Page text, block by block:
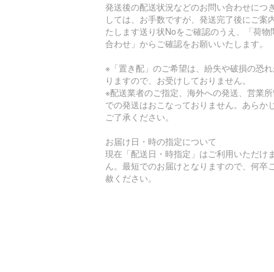
発送後の配送状況などのお問い合わせにつ
しては、お手数ですが、発送完了後にご案
たします送り状Noをご確認のうえ、「荷物
合わせ」からご確認をお願いいたします。
※「置き配」のご希望は、紛失や破損の恐
りますので、お受けしておりません。
※配送業者のご指定、海外への発送、営業
での発送はおこなっておりません。あらか
ご了承ください。
お届け日・時の指定について
現在「配送日・時指定」はご利用いただけ
ん。最短でのお届けとなりますので、何卒
赦ください。